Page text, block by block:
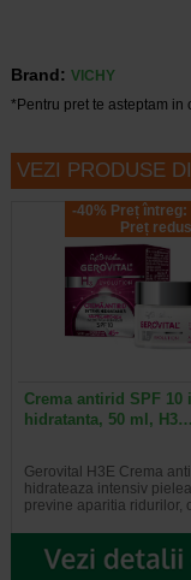
Brand: VICHY
*Pentru pret te asteptam
VEZI PRODUSE
-40% Preț întreg:
Preț
Crema antirid SPF 10
hidratanta, 50 ml, H3…
Gerovital H3E Crema
hidrateaza intensiv
previne aparitia ridurilor,